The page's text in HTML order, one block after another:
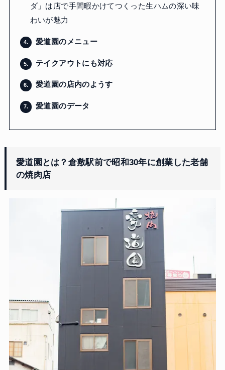
ダ」は店で手間暇かけてつくった生ハムの深い味
わいが魅力
4. 愛道園のメニュー
5. テイクアウトにも対応
6. 愛道園の店内のようす
7. 愛道園のデータ
愛道園とは？倉敷駅前で昭和30年に創業した老舗
の焼肉店